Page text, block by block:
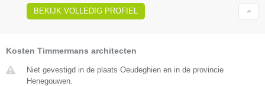
BEKIJK VOLLEDIG PROFIEL
Kosten Timmermans architecten
Niet gevestigd in de plaats Oeudeghien en in de provincie
Henegouwen.